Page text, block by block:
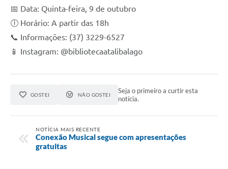
📅 Data: Quinta-feira, 9 de outubro
🕕 Horário: A partir das 18h
📞 Informações: (37) 3229-6527
📱 Instagram: @bibliotecaatalibalago
GOSTEI NÃO GOSTEI
Seja o primeiro a curtir esta
notícia.
NOTÍCIA MAIS RECENTE
Conexão Musical segue com apresentações
gratuitas